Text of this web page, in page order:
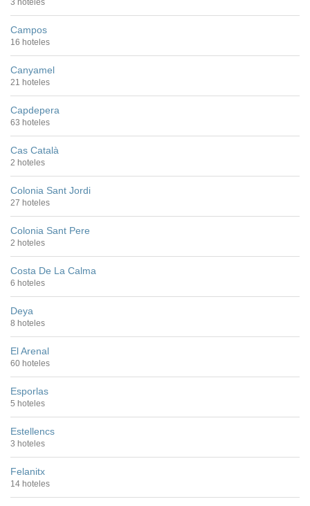
3 hoteles
Campos
16 hoteles
Canyamel
21 hoteles
Capdepera
63 hoteles
Cas Català
2 hoteles
Colonia Sant Jordi
27 hoteles
Colonia Sant Pere
2 hoteles
Costa De La Calma
6 hoteles
Deya
8 hoteles
El Arenal
60 hoteles
Esporlas
5 hoteles
Estellencs
3 hoteles
Felanitx
14 hoteles